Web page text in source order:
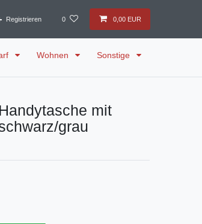
Registrieren 0 0,00 EUR
Wohnen Sonstige
mit
grau